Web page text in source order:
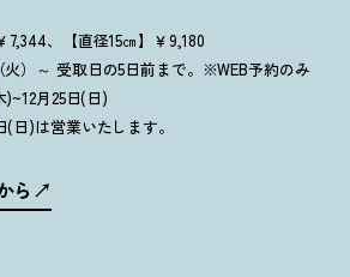
7,344、【直径15㎝】￥9,180
火）～ 受取日の5日前まで。※WEB予約のみ
月25日(日)
日)は営業いたします。
ら